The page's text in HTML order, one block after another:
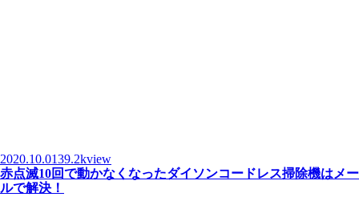
2020.10.0139.2kview
赤点滅10回で動かなくなったダイソンコードレス掃除機はメー
ルで解決！